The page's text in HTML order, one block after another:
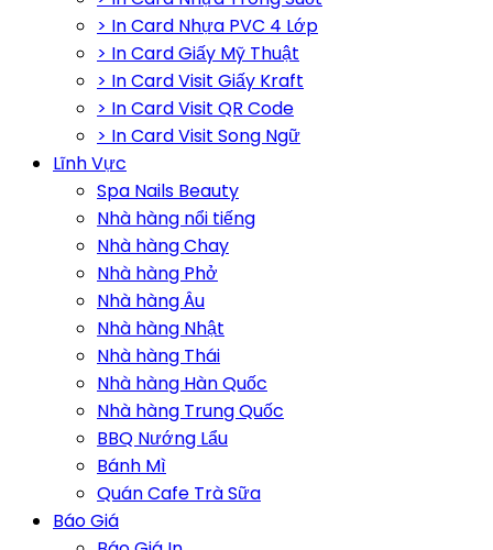
> In Card Nhựa PVC 4 Lớp
> In Card Giấy Mỹ Thuật
> In Card Visit Giấy Kraft
> In Card Visit QR Code
> In Card Visit Song Ngữ
Lĩnh Vực
Spa Nails Beauty
Nhà hàng nổi tiếng
Nhà hàng Chay
Nhà hàng Phở
Nhà hàng Âu
Nhà hàng Nhật
Nhà hàng Thái
Nhà hàng Hàn Quốc
Nhà hàng Trung Quốc
BBQ Nướng Lẩu
Bánh Mì
Quán Cafe Trà Sữa
Báo Giá